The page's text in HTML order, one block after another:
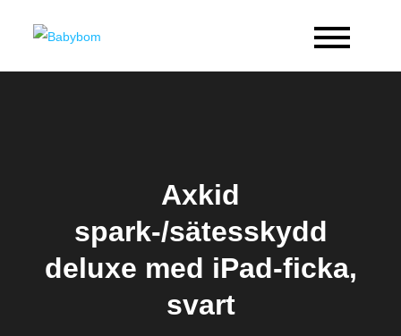
Axkid
spark-/sätesskydd
deluxe med iPad-ficka,
svart